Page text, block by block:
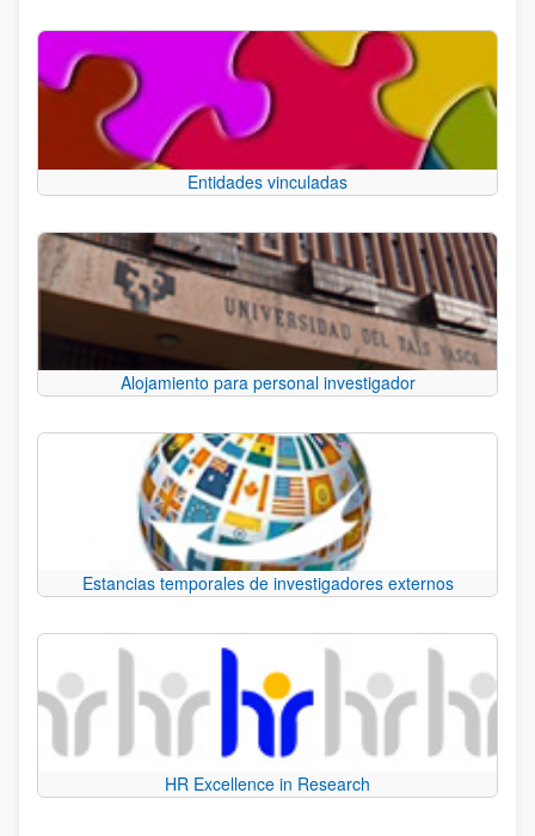
Entidades vinculadas
Alojamiento para personal investigador
Estancias temporales de investigadores externos
HR Excellence in Research